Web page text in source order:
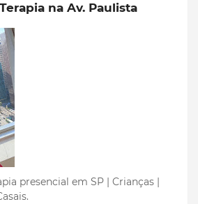
na Av. Paulista
presencial em SP | Crianças |